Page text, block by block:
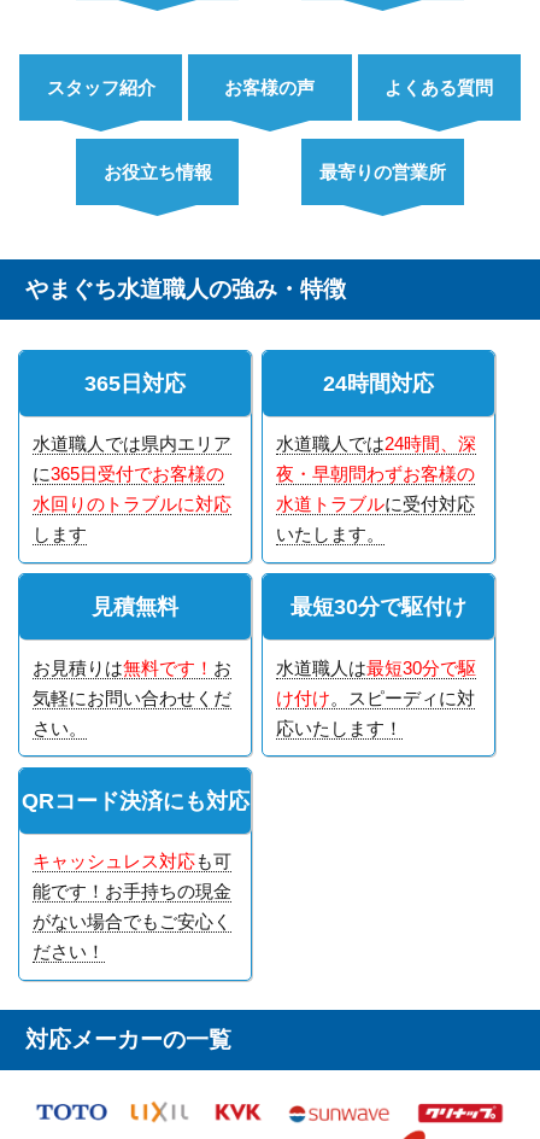
スタッフ紹介 お客様の声 よくある質問
お役立ち情報 最寄りの営業所
やまぐち水道職人の強み・特徴
365日対応
水道職人では県内エリア
に365日受付でお客様の
水回りのトラブルに対応
します
24時間対応
水道職人では24時間、深
夜・早朝問わずお客様の
水道トラブルに受付対応
いたします。
見積無料
お見積りは無料です！ お
気軽にお問い合わせくだ
さい。
最短30分で駆付け
水道職人は最短30分で駆
け付け。スピーディに対
応いたします！
QRコード決済にも対応
キャッシュレス対応も可
能です！お手持ちの現金
がない場合でもご安心く
ださい！
対応メーカーの一覧